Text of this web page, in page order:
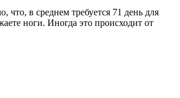
что, в среднем требуется 71 день для
ноги. Иногда это происходит от